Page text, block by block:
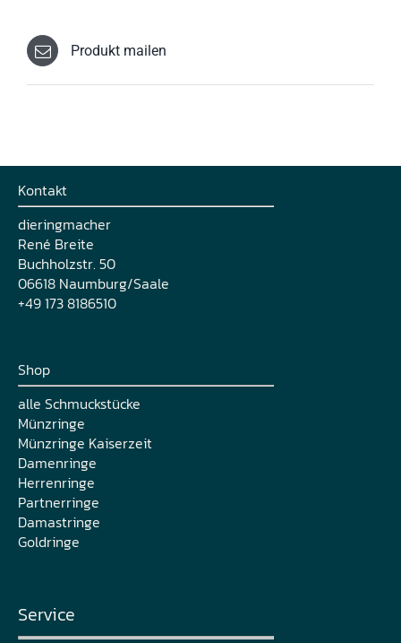
Produkt mailen
Kontakt
dieringmacher
René Breite
Buchholzstr. 50
06618 Naumburg/Saale
+49 173 8186510
Shop
alle Schmuckstücke
Münzringe
Münzringe Kaiserzeit
Damenringe
Herrenringe
Partnerringe
Damastringe
Goldringe
Service